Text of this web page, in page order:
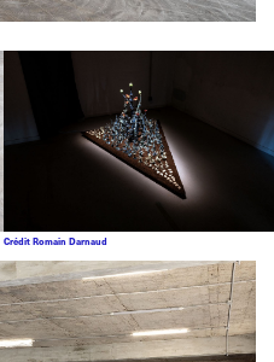
Crédit Romain Darnaud